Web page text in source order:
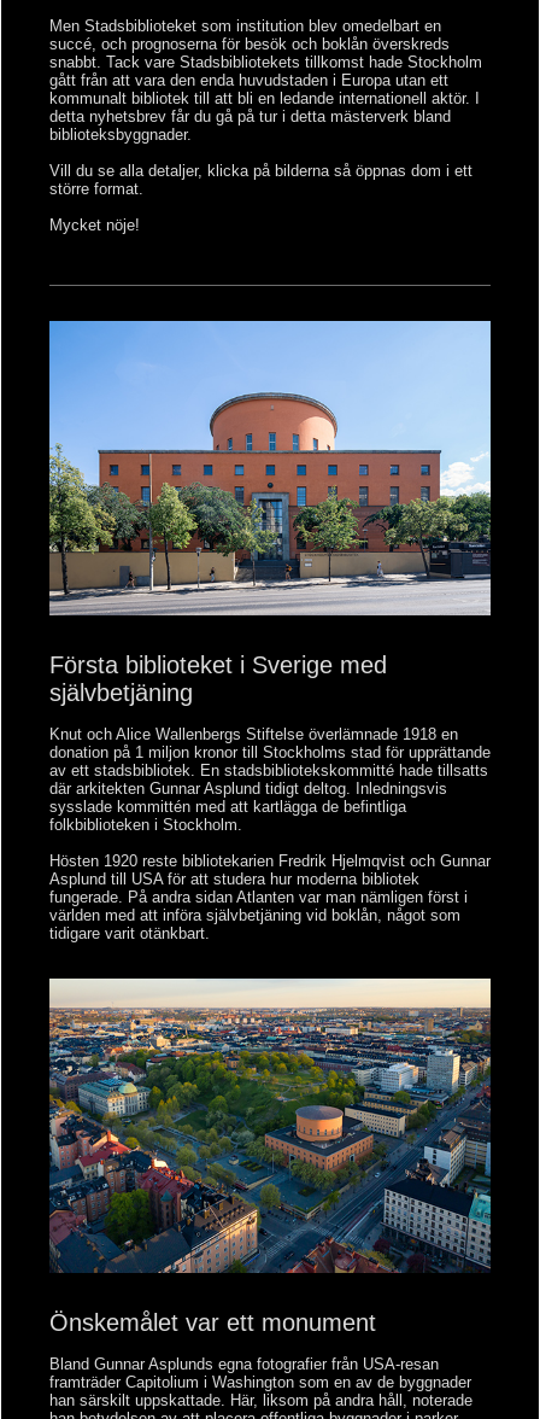
Men Stadsbiblioteket som institution blev omedelbart en
succé, och prognoserna för besök och boklån överskreds
snabbt. Tack vare Stadsbibliotekets tillkomst hade Stockholm
gått från att vara den enda huvudstaden i Europa utan ett
kommunalt bibliotek till att bli en ledande internationell aktör. I
detta nyhetsbrev får du gå på tur i detta mästerverk bland
biblioteksbyggnader.
Vill du se alla detaljer, klicka på bilderna så öppnas dom i ett
större format.
Mycket nöje!
Första biblioteket i Sverige med
självbetjäning
Knut och Alice Wallenbergs Stiftelse överlämnade 1918 en
donation på 1 miljon kronor till Stockholms stad för upprättande
av ett stadsbibliotek. En stadsbibliotekskommitté hade tillsatts
där arkitekten Gunnar Asplund tidigt deltog. Inledningsvis
sysslade kommittén med att kartlägga de befintliga
folkbiblioteken i Stockholm.
Hösten 1920 reste bibliotekarien Fredrik Hjelmqvist och Gunnar
Asplund till USA för att studera hur moderna bibliotek
fungerade. På andra sidan Atlanten var man nämligen först i
världen med att införa självbetjäning vid boklån, något som
tidigare varit otänkbart.
Önskemålet var ett monument
Bland Gunnar Asplunds egna fotografier från USA-resan
framträder Capitolium i Washington som en av de byggnader
han särskilt uppskattade. Här, liksom på andra håll, noterade